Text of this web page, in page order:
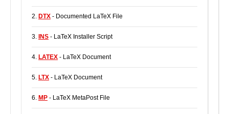
2. DTX - Documented LaTeX File
3. INS - LaTeX Installer Script
4. LATEX - LaTeX Document
5. LTX - LaTeX Document
6. MP - LaTeX MetaPost File